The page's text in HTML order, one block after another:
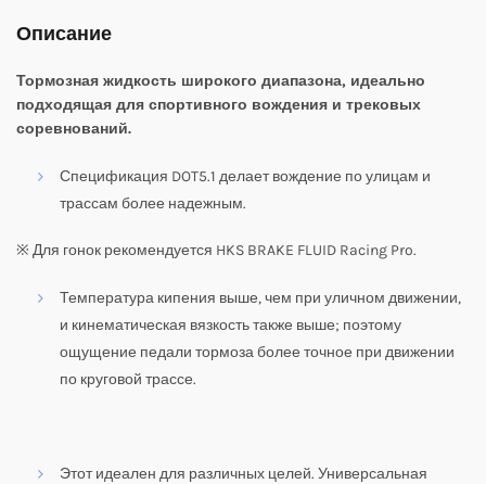
Описание
Тормозная жидкость широкого диапазона, идеально
подходящая для спортивного вождения и трековых
соревнований.
Спецификация DOT5.1 делает вождение по улицам и
трассам более надежным.
※ Для гонок рекомендуется HKS BRAKE FLUID Racing Pro.
Температура кипения выше, чем при уличном движении,
и кинематическая вязкость также выше; поэтому
ощущение педали тормоза более точное при движении
по круговой трассе.
Этот идеален для различных целей. Универсальная